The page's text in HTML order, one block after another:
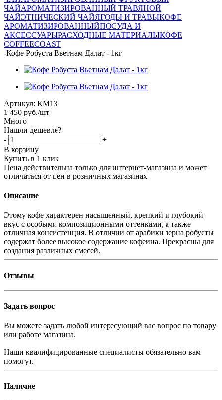
ЧАЙАРОМАТИЗИРОВАННЫЙ ТРАВЯНОЙ
ЧАЙЭТНИЧЕСКИЙ ЧАЙЯГОДЫ И ТРАВЫКОФЕ
АРОМАТИЗИРОВАННЫЙПОСУДА И
АКСЕССУАРЫРАСХОДНЫЕ МАТЕРИАЛЫКОФЕ
COFFEECOAST
-Кофе Робуста Вьетнам Далат - 1кг
Артикул: КМ13
1 450 руб./шт
Много
Нашли дешевле?
-
+
В корзину
Купить в 1 клик
Цена действительна только для интернет-магазина и может
отличаться от цен в розничных магазинах
Описание
Этому кофе характерен насыщенный, крепкий и глубокий
вкус с особыми композиционными оттенками, а также
отличная консистенция. В отличии от арабики зерна робусты
содержат более высокое содержание кофеина. Прекрасны для
создания различных смесей.
Отзывы
Задать вопрос
Вы можете задать любой интересующий вас вопрос по товару
или работе магазина.
Наши квалифицированные специалисты обязательно вам
помогут.
Наличие